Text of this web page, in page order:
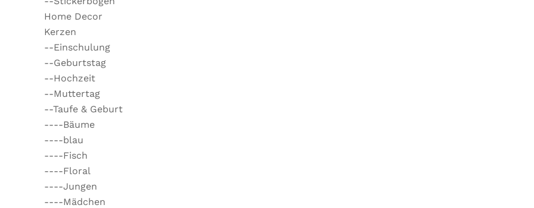
Home Decor
Kerzen
--Einschulung
--Geburtstag
--Hochzeit
--Muttertag
--Taufe & Geburt
----Bäume
----blau
----Fisch
----Floral
----Jungen
----Mädchen